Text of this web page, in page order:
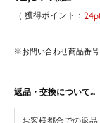
24
商品番号
返品・交換について